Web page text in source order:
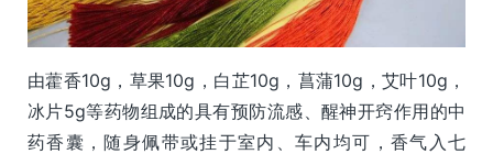
由藿香10g，草果10g，白芷10g，菖蒲10g，艾叶10g，
冰片5g等药物组成的具有预防流感、醒神开窍作用的中
药香囊，随身佩带或挂于室内、车内均可，香气入七